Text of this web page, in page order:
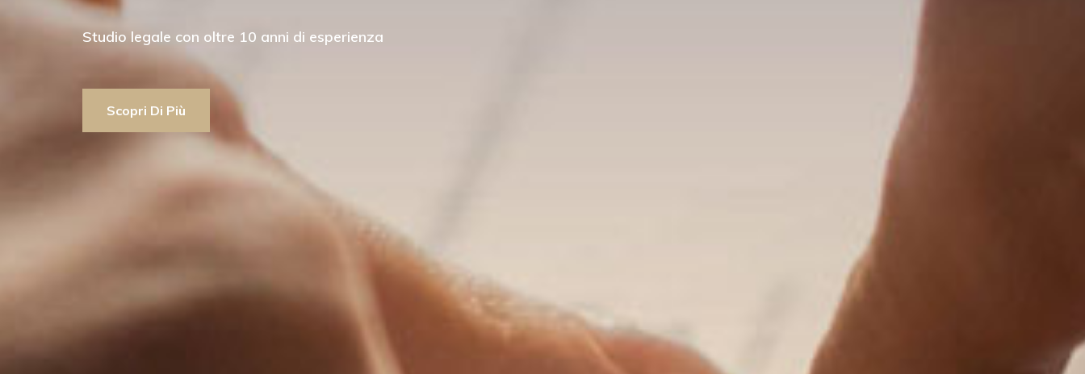
legale con oltre 10 anni di esperienza
Scopri Di Più
Scopri Di Più